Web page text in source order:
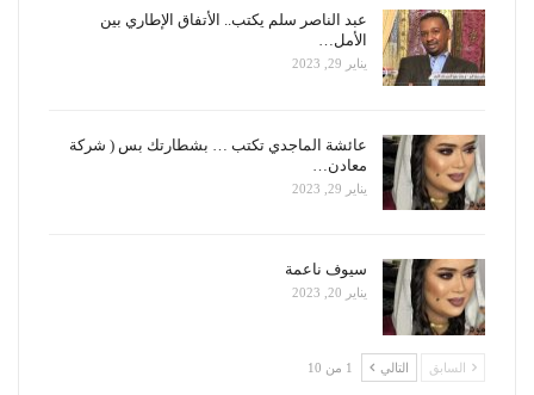
عبد الناصر سلم يكتب.. الأتفاق الإطاري بين
الأمل…
يناير 29, 2023
عائشة الماجدي تكتب … بشطارتك بس ( شركة
معادن…
يناير 29, 2023
سيوف ناعمة
يناير 20, 2023
السابق التالي 1 من 10